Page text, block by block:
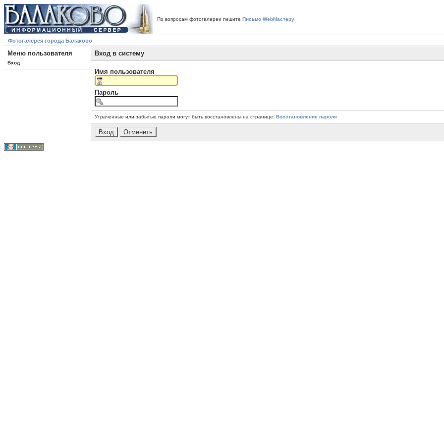
По вопросам фотогалереи пишите Письмо WebМастеру
Фотогалерея города Балаково
Меню пользователя
Вход
Вход в систему
Имя пользователя
Пароль
Утраченные или забытые пароли могут быть восстановлены на странице: Восстановление пароля